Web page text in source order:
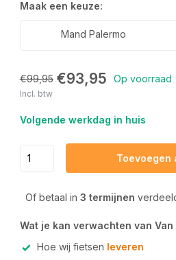
Maak een keuze:
Mand Palermo
€99,95 €93,95 Op voorraad
Incl. btw
Volgende werkdag in huis
Toevoegen
Of betaal in 3 termijnen
Wat je kan verwachten van
Hoe wij fietsen leveren